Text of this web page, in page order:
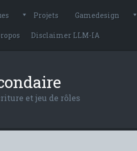
Projets Gamedesign
Disclaimer LLM-IA
et jeu de rôles